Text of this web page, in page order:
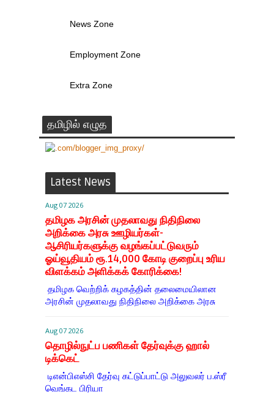
News Zone
Employment Zone
Extra Zone
தமிழில் எழுத
Latest News
Aug 07 2026
தமிழக அரசின் முதலாவது நிதிநிலை
அறிக்கை அரசு ஊழியர்கள்-
ஆசிரியர்களுக்கு வழங்கப்பட்டுவரும்
ஓய்வூதியம் ரூ.14,000 கோடி குறைப்பு உரிய
விளக்கம் அளிக்கக் கோரிக்கை!
தமிழக வெற்றிக் கழகத்தின் தலைமையிலான
அரசின் முதலாவது நிதிநிலை அறிக்கை அரசு
Aug 07 2026
தொழில்நுட்ப பணிகள் தேர்வுக்கு ஹால் ​
டிக்கெட்
டிஎன்​பிஎஸ்சி தேர்வு கட்​டுப்​பாட்டு அலு​வலர் ப.ஸ்ரீ
வெங்கட பிரியா